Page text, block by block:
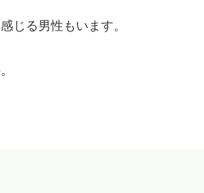
じる男性もいます。